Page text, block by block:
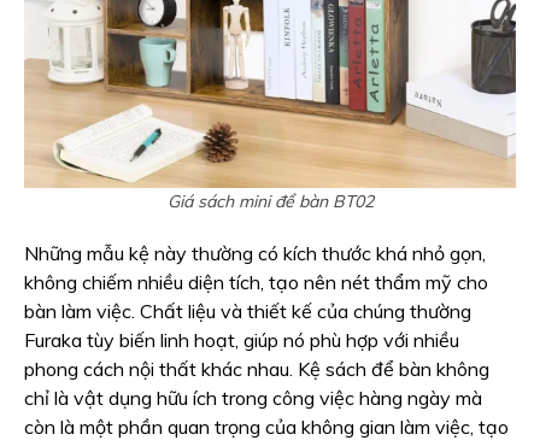
Giá sách mini để bàn BT02
Những mẫu kệ này thường có kích thước khá nhỏ gọn,
không chiếm nhiều diện tích, tạo nên nét thẩm mỹ cho
bàn làm việc. Chất liệu và thiết kế của chúng thường
Furaka tùy biến linh hoạt, giúp nó phù hợp với nhiều
phong cách nội thất khác nhau. Kệ sách để bàn không
chỉ là vật dụng hữu ích trong công việc hàng ngày mà
còn là một phần quan trọng của không gian làm việc, tạo